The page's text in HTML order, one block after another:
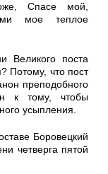
Спасе мой,
мое теплое
Великого поста
Потому, что пост
преподобного
к тому, чтобы
усыпления.
Боровецкий
четверга пятой